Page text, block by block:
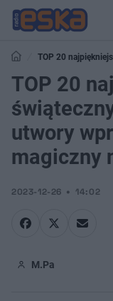
TOP 20
w magiczny nastrój
TOP 20
utwory
magiczny
2023-12-26 14:02
M.Pa